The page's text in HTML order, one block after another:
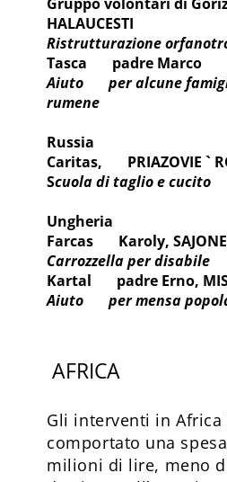
HALAUCESTI
Ristrutturazione
Tasca padre Marco
Aiuto per alcune
rumene
Russia
Caritas, PRIAZOVIE `
Scuola di taglio e cucito
Ungheria
Farcas Karoly,
Carrozzella per disabile
Kartal padre Erno,
Aiuto per mensa
AFRICA
Gli interventi in Africa
comportato una
milioni di lire, meno